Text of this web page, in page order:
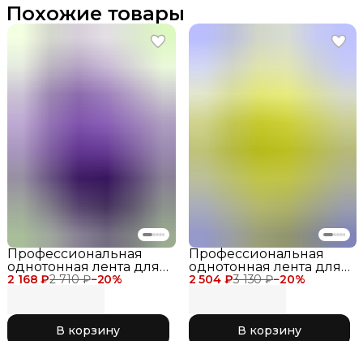
Похожие товары
2 168 ₽2 710 ₽−20%
Профессиональная
однотонная лента для
художественной
соревнований
фиолетовая 077 Purple
В корзину
2 504 ₽3 130 ₽−20%
Профессиональная
однотонная лента для
художественной
062 Canary
В корзину